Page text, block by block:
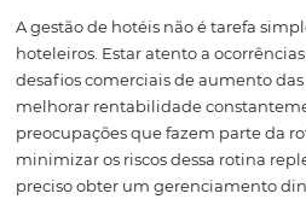
tomada de
EmAnálise
A gestão de hotéis não é
hoteleiros. Estar atento a